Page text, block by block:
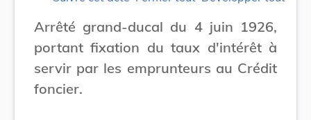
Arrêté grand-ducal du 4 juin 1926,
portant fixation du taux d'intérêt à
servir par les emprunteurs au Crédit
foncier.